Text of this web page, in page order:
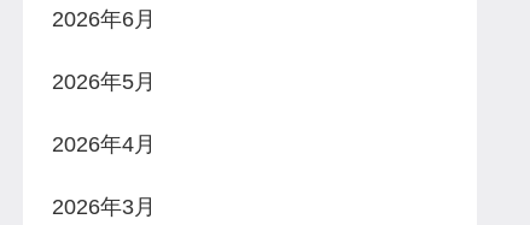
2026年6月
2026年5月
2026年4月
2026年3月